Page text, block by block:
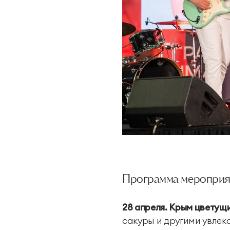
Программа
28 апреля. Крым
сакуры и другими